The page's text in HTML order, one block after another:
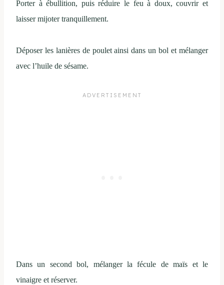
Porter à ébullition, puis réduire le feu à doux, couvrir et
laisser mijoter tranquillement.
Déposer les lanières de poulet ainsi dans un bol et mélanger
avec l’huile de sésame.
Dans un second bol, mélanger la fécule de maïs et le
vinaigre et réserver.